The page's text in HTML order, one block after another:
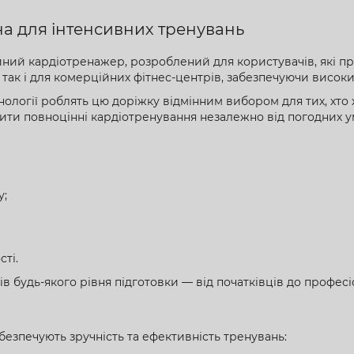
для інтенсивних тренувань
кардіотренажер, розроблений для користувачів, які
і для комерційних фітнес-центрів, забезпечуючи
роблять цю доріжку відмінним вибором для тих,
повноцінні кардіотренування незалежно від погодних
будь-якого рівня підготовки — від початківців до
зручність та ефективність тренувань: